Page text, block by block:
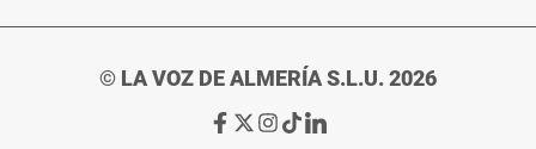
© LA VOZ DE ALMERÍA S.L.U. 2026
Ir
Ir
Ir Ir Ir